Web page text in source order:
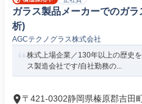
ガラス製品メーカーでのガ
析)
AGCテクノグラス株式会社
株式上場企業／130年以上の歴史
ス製造会社です/自社勤務の...
〒421-0302静岡県榛原郡吉田